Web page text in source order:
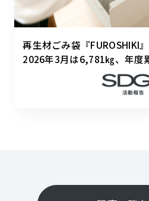
再生材ごみ袋『FUROSHIKI
2026年3月は6,781㎏、年度